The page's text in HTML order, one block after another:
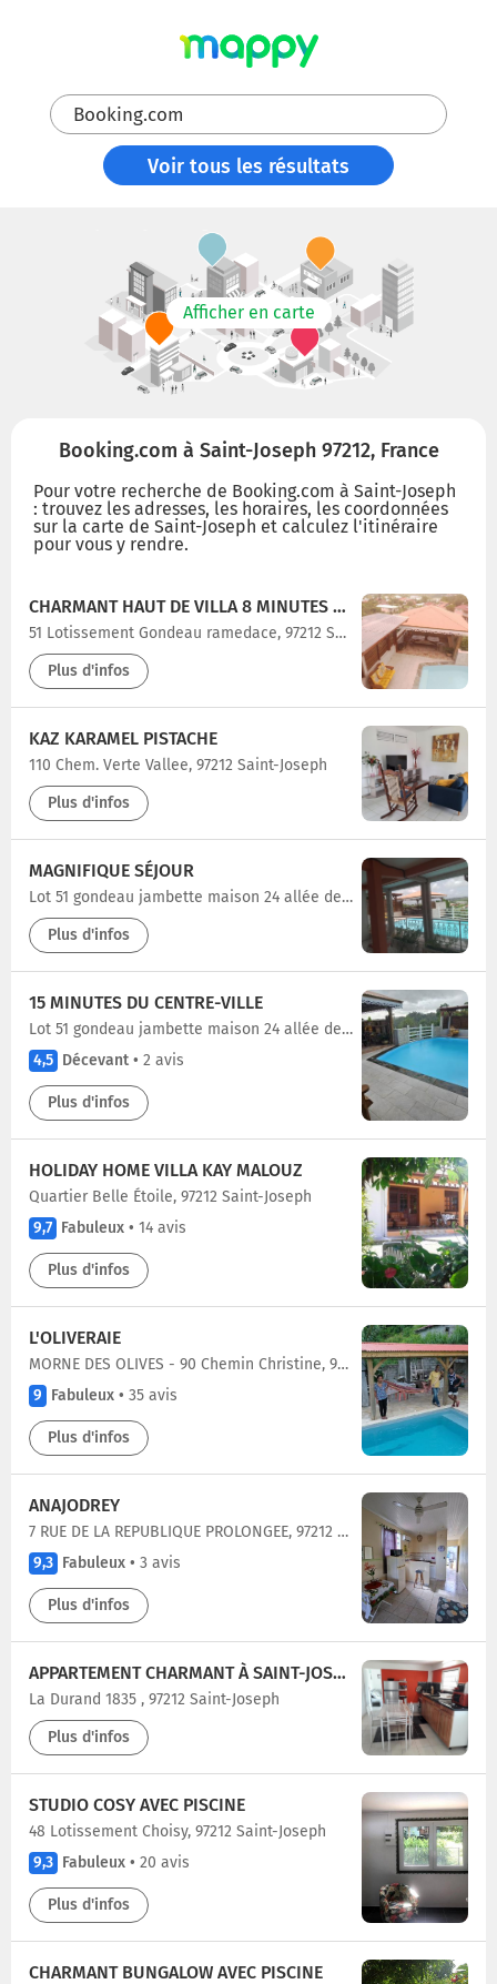
Booking.com
Voir tous les résultats
Afficher en carte
Booking.com à Saint-Joseph 97212, France
Pour votre recherche de Booking.com à Saint-Joseph
: trouvez les adresses, les horaires, les coordonnées
sur la carte de Saint-Joseph et calculez l'itinéraire
pour vous y rendre.
CHARMANT HAUT DE VILLA 8 MINUTES DE L'HÔPITAL DE LA MEYNARD
51 Lotissement Gondeau ramedace, 97212 Saint-Joseph
Plus d'infos
KAZ KARAMEL PISTACHE
110 Chem. Verte Vallee, 97212 Saint-Joseph
Plus d'infos
MAGNIFIQUE SÉJOUR
Lot 51 gondeau jambette maison 24 allée des hibiscushermitage gommier saint-joseph 97212, 97212 Saint-Joseph
Plus d'infos
15 MINUTES DU CENTRE-VILLE
Lot 51 gondeau jambette maison 24 allée des hibiscus saint -joseph 97212, 97212 Saint-Joseph
4,5 Décevant • 2 avis
Plus d'infos
HOLIDAY HOME VILLA KAY MALOUZ
Quartier Belle Étoile, 97212 Saint-Joseph
9,7 Fabuleux • 14 avis
Plus d'infos
L'OLIVERAIE
MORNE DES OLIVES - 90 Chemin Christine, 97212 Saint-Joseph
9 Fabuleux • 35 avis
Plus d'infos
ANAJODREY
7 RUE DE LA REPUBLIQUE PROLONGEE, 97212 Saint-Joseph
9,3 Fabuleux • 3 avis
Plus d'infos
APPARTEMENT CHARMANT À SAINT-JOSEPH AVEC JARDIN ET TERRASSE, 60 M²
La Durand 1835 , 97212 Saint-Joseph
Plus d'infos
STUDIO COSY AVEC PISCINE
48 Lotissement Choisy, 97212 Saint-Joseph
9,3 Fabuleux • 20 avis
Plus d'infos
CHARMANT BUNGALOW AVEC PISCINE